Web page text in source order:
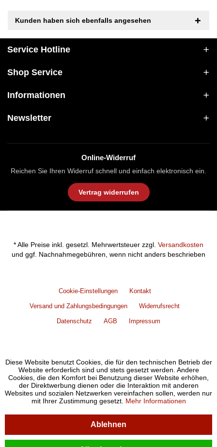
Kunden haben sich ebenfalls angesehen
Service Hotline
Shop Service
Informationen
Newsletter
Online-Widerruf
Reichen Sie Ihren Widerruf schnell und einfach elektronisch ein.
Vertrag widerrufen
* Alle Preise inkl. gesetzl. Mehrwertsteuer zzgl. Versandkosten
und ggf. Nachnahmegebühren, wenn nicht anders beschrieben
Cookie-Einstellungen Kontakt
Versand und Zahlungsbedingungen Widerrufsrecht
Datenschutz AGB Impressum
Diese Website benutzt Cookies, die für den technischen Betrieb der
Website erforderlich sind und stets gesetzt werden. Andere
Cookies, die den Komfort bei Benutzung dieser Website erhöhen,
der Direktwerbung dienen oder die Interaktion mit anderen
Websites und sozialen Netzwerken vereinfachen sollen, werden nur
mit Ihrer Zustimmung gesetzt. Mehr Informationen
Ablehnen